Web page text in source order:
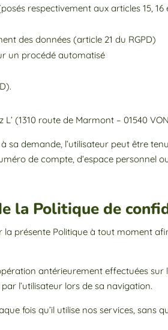
respectivement aux articles 15, 16
des données (article 21 du RGPD)
un procédé automatisé
(1310 route de Marmont – 01540
sa demande, l’utilisateur peut être
de compte, d’espace personnel
la Politique de
présente Politique à tout moment
antérieurement effectuées sur
l’utilisateur lors de sa navigation.
fois qu’il utilise nos services, sans